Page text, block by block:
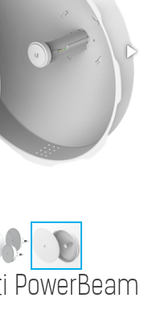
PowerBeam